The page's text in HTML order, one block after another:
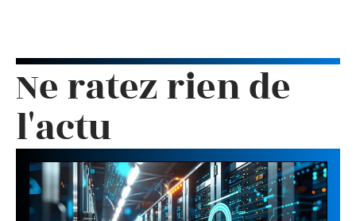
Ne ratez rien de
l'actu